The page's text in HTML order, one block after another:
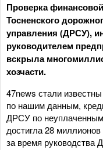
Проверка
Тосненского
управления (ДРСУ),
руководителем
вскрыла
хозчасти.
47news стали
по нашим данным,
ДРСУ по
достигла 28
за время руководства